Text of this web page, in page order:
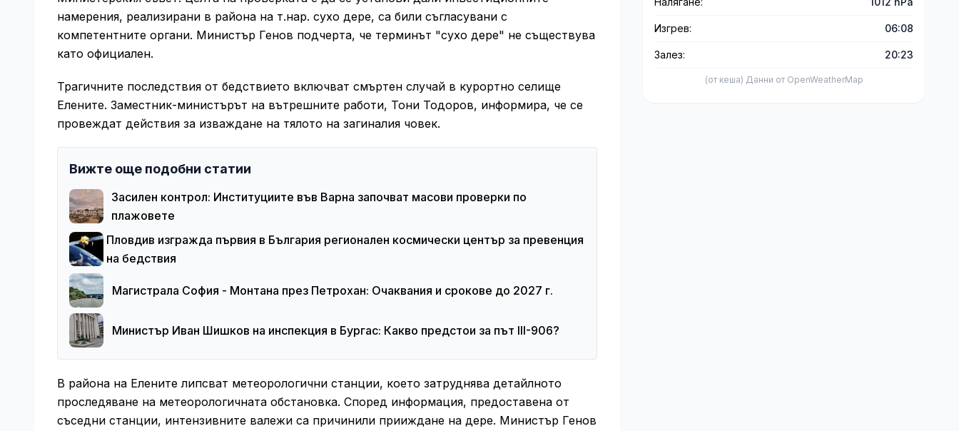
намерения, реализирани в района на т.нар. сухо дере, са били съгласувани с
компетентните органи. Министър Генов подчерта, че терминът "сухо дере" не съществува
като официален.
Трагичните последствия от бедствието включват смъртен случай в курортно селище
Елените. Заместник-министърът на вътрешните работи, Тони Тодоров, информира, че се
провеждат действия за изваждане на тялото на загиналия човек.
Вижте още подобни статии
Засилен контрол: Институциите във Варна започват масови проверки по
плажовете
Пловдив изгражда първия в България регионален космически център за превенция
на бедствия
Магистрала София - Монтана през Петрохан: Очаквания и срокове до 2027 г.
Министър Иван Шишков на инспекция в Бургас: Какво предстои за път III-906?
В района на Елените липсват метеорологични станции, което затруднява детайлното
проследяване на метеорологичната обстановка. Според информация, предоставена от
съседни станции, интензивните валежи са причинили прииждане на дере. Министър Генов
Изгрев: 06:08
Залез: 20:23
(от кеша) Данни от OpenWeatherMap